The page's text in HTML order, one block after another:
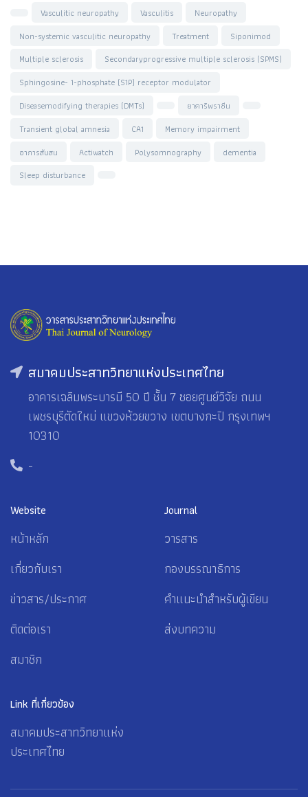
Vasculitic neuropathy Vasculitis
Neuropathy
Non-systemic vasculitic neuropathy
Treatment
Siponimod
Multiple sclerosis
Secondaryprogressive multiple sclerosis (SPMS)
Sphingosine- 1-phosphate (S1P) receptor modulator
Diseasemodifying therapies (DMTs)
ยาคาริพราซีน
Transient global amnesia
CA1
Memory impairment
อาการสับสน
Actiwatch Polysomnography
dementia
Sleep disturbance
สมาคมประสาทวิทยาแห่งประเทศไทย
อาคารเฉลิมพระบารมี 50 ปี ชั้น 7 ซอยศูนย์วิจัย ถนน
เพชรบุรีตัดใหม่ แขวงห้วยขวาง เขตบางกะปิ กรุงเทพฯ
10310
-
Website
หน้าหลัก
เกี่ยวกับเรา
ข่าวสาร/ประกาศ
ติดต่อเรา
สมาชิก
Journal
วารสาร
กองบรรณาธิการ
คำแนะนำสำหรับผู้เขียน
ส่งบทความ
Link ที่เกี่ยวข้อง
สมาคมประสาทวิทยาแห่ง
ประเทศไทย